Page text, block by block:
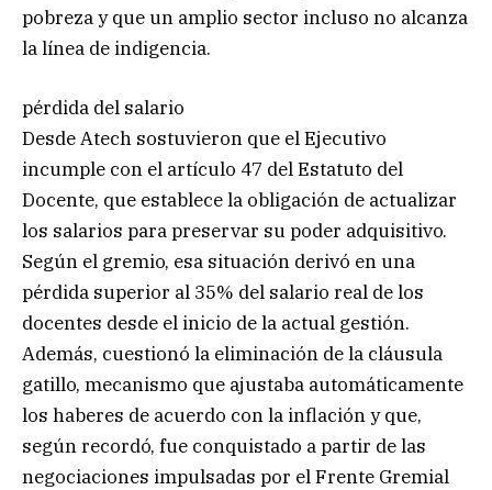
pobreza y que un amplio sector incluso no alcanza
la línea de indigencia.
pérdida del salario
Desde Atech sostuvieron que el Ejecutivo
incumple con el artículo 47 del Estatuto del
Docente, que establece la obligación de actualizar
los salarios para preservar su poder adquisitivo.
Según el gremio, esa situación derivó en una
pérdida superior al 35% del salario real de los
docentes desde el inicio de la actual gestión.
Además, cuestionó la eliminación de la cláusula
gatillo, mecanismo que ajustaba automáticamente
los haberes de acuerdo con la inflación y que,
según recordó, fue conquistado a partir de las
negociaciones impulsadas por el Frente Gremial